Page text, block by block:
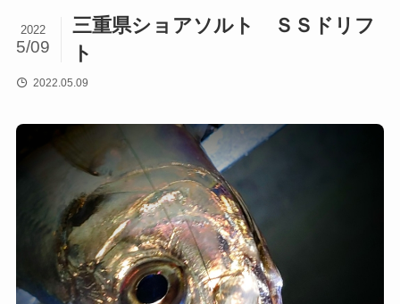
三重県ショアソルト ＳＳドリフ
ト
2022
5/09
2022.05.09